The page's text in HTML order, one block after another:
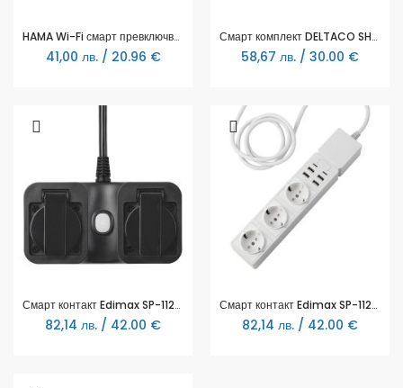
HAMA Wi-Fi смарт превключвател, за освeтление и контакти, 176556
41,00 лв. / 20.96 €
Смарт комплект DELTACO SH-KIT01, Контакт, 2 x LED крушки
58,67 лв. / 30.00 €
Смарт контакт Edimax SP-1122WTO 2 гнезда за вътрешна или външна употреба, WiFi
82,14 лв. / 42.00 €
Смарт контакт Edimax SP-1123WT 3 гнезда за вътрешна употреба + 4x USB, WiFi
82,14 лв. / 42.00 €